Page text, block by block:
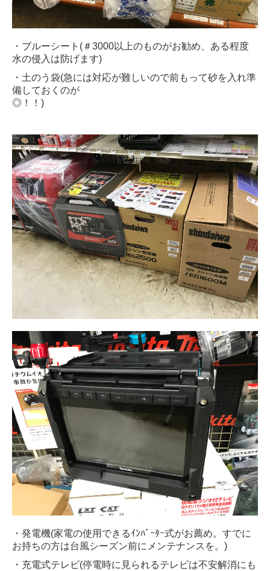
・ブルーシート(＃3000以上のものがお勧め、ある程度
水の侵入は防げます)
・土のう袋(急には対応が難しいので前もって砂を入れ準
備しておくのが
◎！！)
・発電機(家電の使用できるｲﾝﾊﾞｰﾀｰ式がお薦め。すでに
お持ちの方は台風シーズン前にメンテナンスを。)
・充電式テレビ(停電時に見られるテレビは不安解消にも